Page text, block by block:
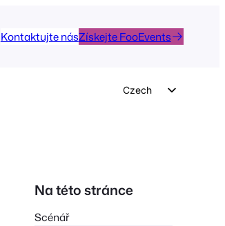
Kontaktujte násZískejte FooEvents
Czech
Na této stránce
Scénář